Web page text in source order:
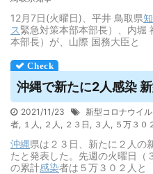
12月7日(火曜日)、平井 鳥取県
ス緊急対策本部本部長）、内堀
本部長）が、山際 国務大臣と
沖縄で新たに2人感染
2021/11/23 新型コロナウイ
者, １人 , ２人 , ２３日 , ３人 , ５万３０
沖縄県は２３日、新たに２人の
たと発表した。先週の火曜日（
の累計感染者は５万３０２人と